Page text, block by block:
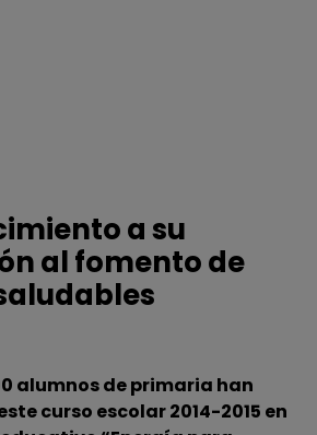
a su
al fomento de
alumnos de primaria han
curso escolar 2014-2015 en